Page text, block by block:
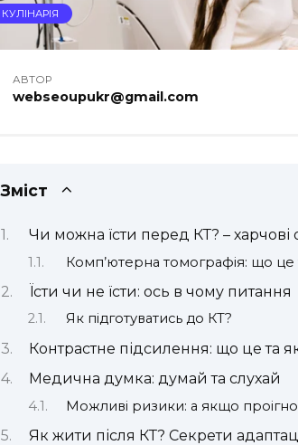
КУЛІНАРІЯ
АВТОР
webseoupukr@gmail.com
Зміст
Чи можна їсти перед КТ? –
Комп’ютерна томографія: що це
Їсти чи не їсти: ось в чому питання
Як підготуватись до КТ?
Контрастне підсилення: що це та
Медична думка: думай та слухай
Можливі ризики: а якщо
Як жити після КТ? Секрети